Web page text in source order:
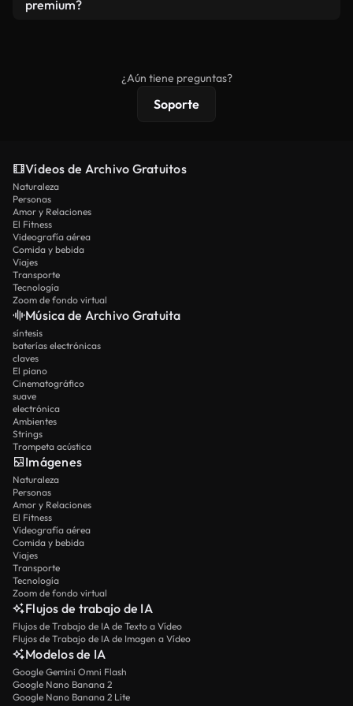
premium?
protecciones de licencia extendidas.
¿Aún tiene preguntas?
Soporte
Vídeos de Archivo Gratuitos
Naturaleza
Personas
Amor y Relaciones
El Fitness
Videografía aérea
Comida y bebida
Viajes
Transporte
Tecnología
Zoom de fondo virtual
Música de Archivo Gratuita
síntesis
baterías electrónicas
claves
El piano
Cinematográfico
suave
electrónica
Ambientes
Strings
Trompeta acústica
Imágenes
Naturaleza
Personas
Amor y Relaciones
El Fitness
Videografía aérea
Comida y bebida
Viajes
Transporte
Tecnología
Zoom de fondo virtual
Flujos de trabajo de IA
Flujos de Trabajo de IA de Texto a Vídeo
Flujos de Trabajo de IA de Imagen a Vídeo
Modelos de IA
Google Gemini Omni Flash
Google Nano Banana 2
Google Nano Banana 2 Lite